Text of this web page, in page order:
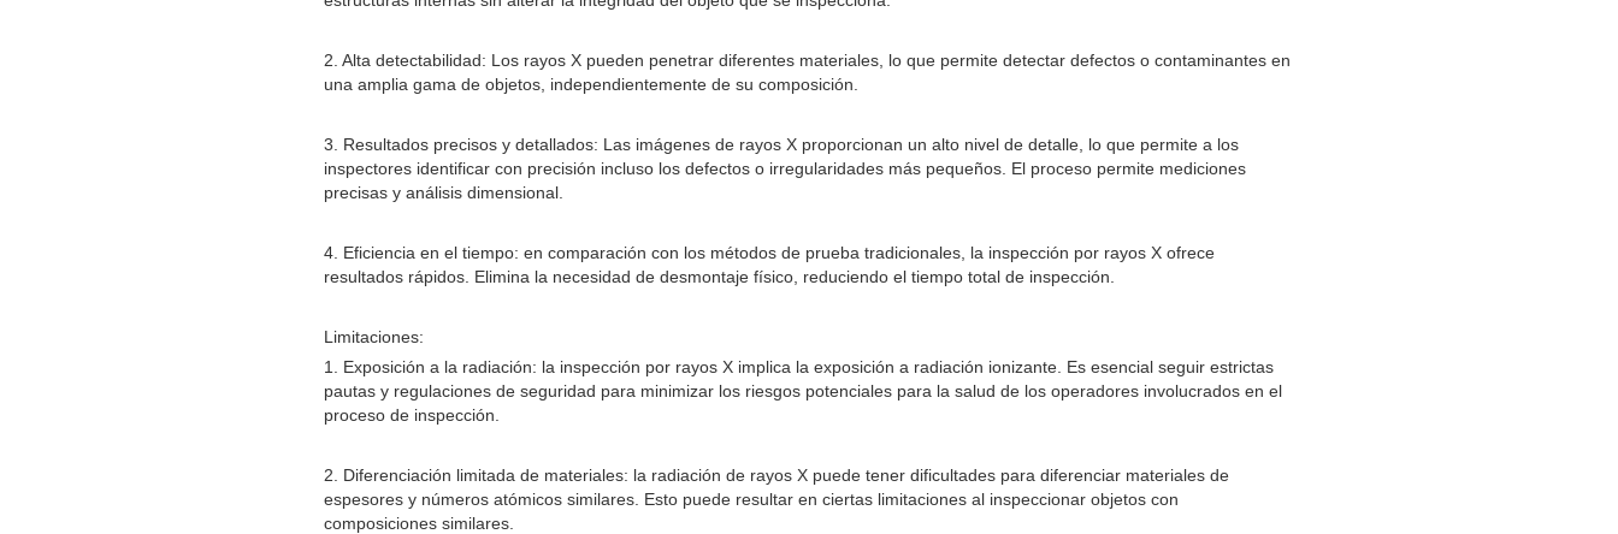
2. Alta detectabilidad: Los rayos X pueden penetrar diferentes materiales, lo que permite detectar defectos o contaminantes en
una amplia gama de objetos, independientemente de su composición.
3. Resultados precisos y detallados: Las imágenes de rayos X proporcionan un alto nivel de detalle, lo que permite a los
inspectores identificar con precisión incluso los defectos o irregularidades más pequeños. El proceso permite mediciones
precisas y análisis dimensional.
4. Eficiencia en el tiempo: en comparación con los métodos de prueba tradicionales, la inspección por rayos X ofrece
resultados rápidos. Elimina la necesidad de desmontaje físico, reduciendo el tiempo total de inspección.
Limitaciones:
1. Exposición a la radiación: la inspección por rayos X implica la exposición a radiación ionizante. Es esencial seguir estrictas
pautas y regulaciones de seguridad para minimizar los riesgos potenciales para la salud de los operadores involucrados en el
proceso de inspección.
2. Diferenciación limitada de materiales: la radiación de rayos X puede tener dificultades para diferenciar materiales de
espesores y números atómicos similares. Esto puede resultar en ciertas limitaciones al inspeccionar objetos con
composiciones similares.